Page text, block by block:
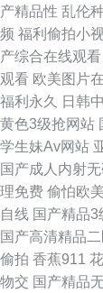
韩激情av无码网
大交做爰性AV
黄色笑话激情五
机观看 91视频
本永久 丝袜肏屄
天堂网 91传媒
产精品性 乱伦
频 福利偷拍小
产综合在线观看
观看 欧美图片
福利永久
日韩
黄色3级抢网站
学生妹Av网站
国产成人内射
理免费 偷怕欧
自线 国产精品3
国产高清精品
偷拍 香蕉911
物交 国产精品